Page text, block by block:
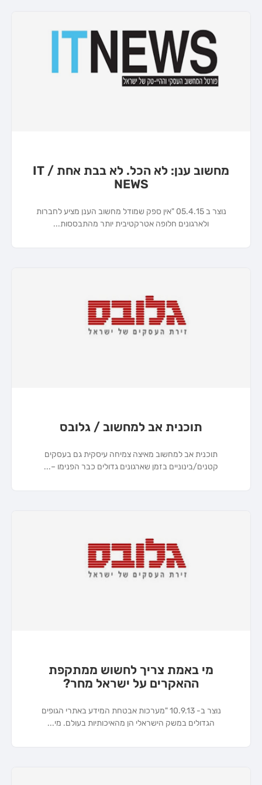
מחשוב ענן: לא הכל. לא בבת אחת / IT
NEWS
נוצר ב 05.4.15 "אין ספק שמודל מחשוב הענן מציע לחברות
ולארגונים חלופה אטרקטיבית יותר מהתבססות
תוכנית אב למחשוב / גלובס
תוכנית אב למחשוב מאיצה צמיחה עיסקית גם בעסקים
קטנים/בינוניים בזמן שארגונים גדולים כבר הפנימו –
מי באמת צריך לחשוש ממתקפת
ההאקרים על ישראל מחר?
נוצר ב- 10.9.13 "מערכות אבטחת המידע באתרי הגופים
הגדולים במשק הישראלי הן מהאיכותיות בעולם. מי